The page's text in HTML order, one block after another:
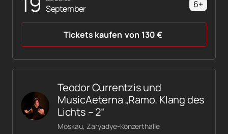
September 6+
Tickets kaufen von 130€
Teodor Currentzis und
MusicAeterna „Ramo. Klang des
Lichts – 2“
Moskau, Zaryadye-Konzerthalle